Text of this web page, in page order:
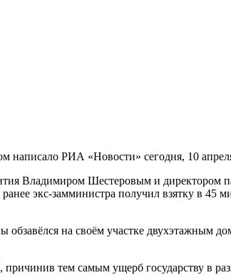
написало РИА «Новости» сегодня, 10
Владимиром Шестеровым и
экс-замминистра получил взятку в 45
обзавёлся на своём участке двухэтажным
причинив тем самым ущерб государству в